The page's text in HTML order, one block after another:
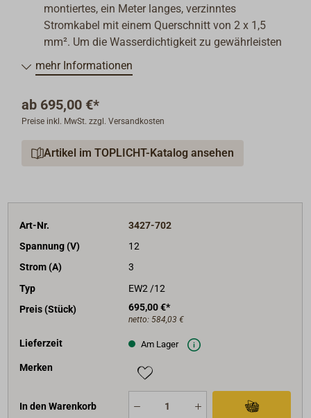
montiertes, ein Meter langes, verzinntes
Stromkabel mit einem Querschnitt von 2 x 1,5
mm². Um die Wasserdichtigkeit zu gewährleisten
wurde dessen Kabelverschraubung verplombt
(Öffnen der Plombe führt zum Garantieverlust).
muss an dieses Kabel angeschlossen werden
Kontrolleinheit mit Tongenerator für die unter-
Bedienpanel für die Schottmontage
Kontrolleinheit ist leider zu klein für die
Steckergröße dieses Kabels und muss deshalb
Stecker des Kabels dafür, dass die Box nicht
wieder geschlossen werden kann. Deshalb das
Bedienpanel für die Schottmontage nutzen.
mehr Informationen
ab 695,00 €*
Preise inkl. MwSt. zzgl. Versandkosten
Artikel im TOPLICHT-Katalog ansehen
Art-Nr.
3427-702
Spannung (V)
12
Strom (A)
3
Typ
EW2 /12
Preis (Stück)
695,00 €*
netto: 584,03 €
Lieferzeit Am Lager
Merken
In den Warenkorb